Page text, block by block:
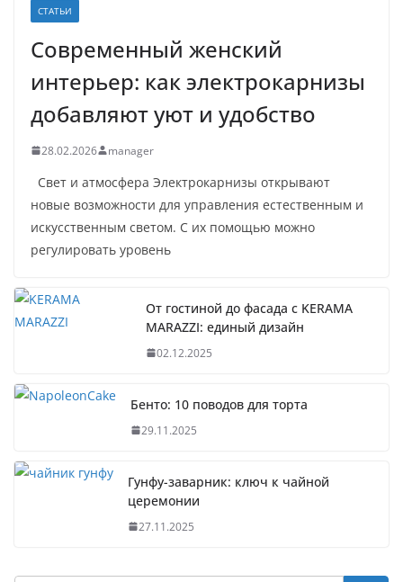
СТАТЬИ
Современный женский
интерьер: как электрокарнизы
добавляют уют и удобство
28.02.2026 manager
Свет и атмосфера Электрокарнизы открывают
новые возможности для управления естественным и
искусственным светом. С их помощью можно
регулировать уровень
От гостиной до фасада с KERAMA
MARAZZI: единый дизайн
02.12.2025
Бенто: 10 поводов для торта
29.11.2025
Гунфу-заварник: ключ к чайной
церемонии
27.11.2025